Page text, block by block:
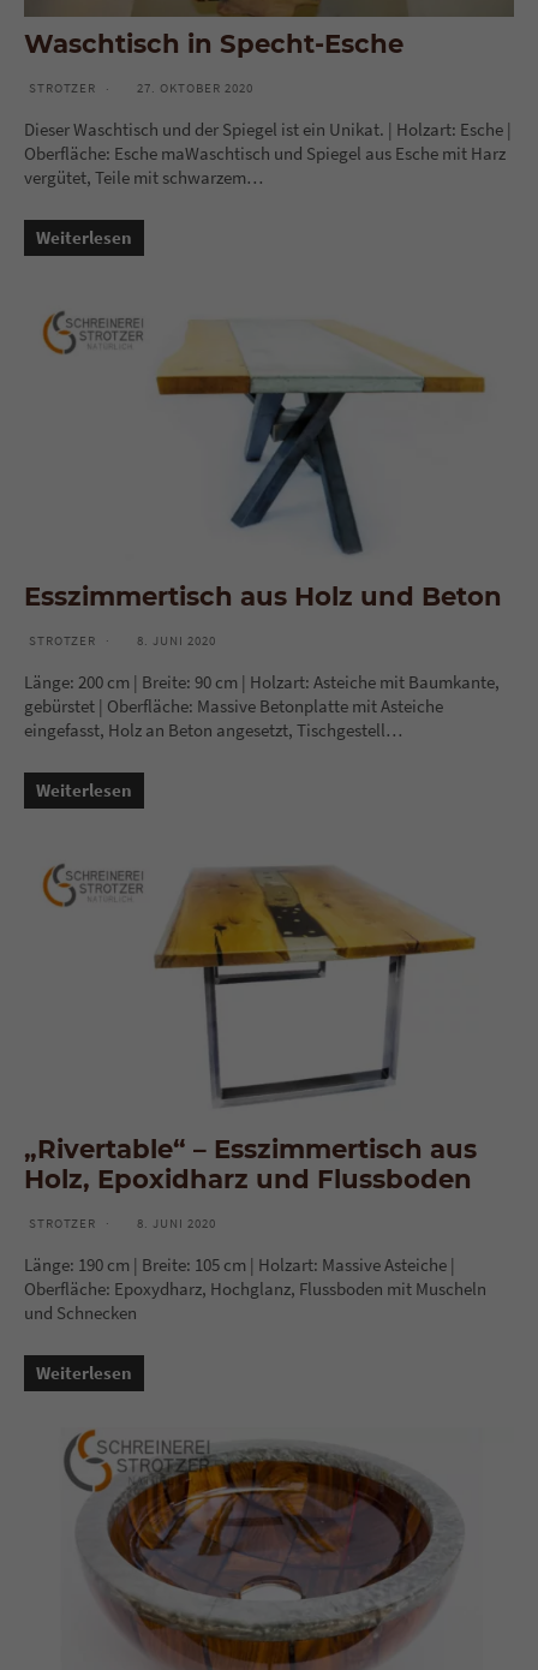
Waschtisch in Specht-Esche
STROTZER 27. OKTOBER 2020
Dieser Waschtisch und der Spiegel ist ein Unikat. | Holzart: Esche |
Oberfläche: Esche maWaschtisch und Spiegel aus Esche mit Harz
vergütet, Teile mit schwarzem…
Weiterlesen
Esszimmertisch aus Holz und Beton
STROTZER 8. JUNI 2020
Länge: 200 cm | Breite: 90 cm | Holzart: Asteiche mit Baumkante,
gebürstet | Oberfläche: Massive Betonplatte mit Asteiche
eingefasst, Holz an Beton angesetzt, Tischgestell…
Weiterlesen
„Rivertable“ – Esszimmertisch aus
Holz, Epoxidharz und Flussboden
STROTZER 8. JUNI 2020
Länge: 190 cm | Breite: 105 cm | Holzart: Massive Asteiche |
Oberfläche: Epoxydharz, Hochglanz, Flussboden mit Muscheln
und Schnecken
Weiterlesen